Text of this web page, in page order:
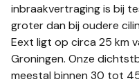
inbraakvertraging is bij
groter dan bij oudere
Eext ligt op circa 25 km
Groningen. Onze
meestal binnen 30 tot